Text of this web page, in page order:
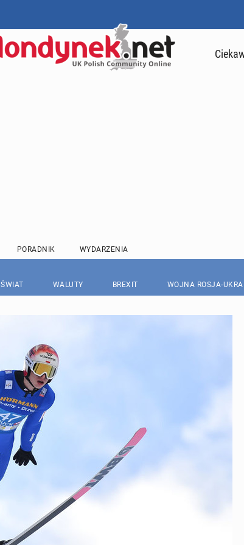
PORADNIK WYDARZENIA
ŚWIAT WALUTY BREXIT WOJNA ROSJA-